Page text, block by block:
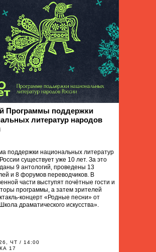
Программы поддержки
литератур народов
поддержки национальных литератур
существует уже 10 лет. За это
9 антологий, проведены 13
и 8 форумов переводчиков. В
части выступят почётные гости и
программы, а затем зрителей
концерт «Родные песни» от
драматического искусства».
ЧТ / 14:00
17